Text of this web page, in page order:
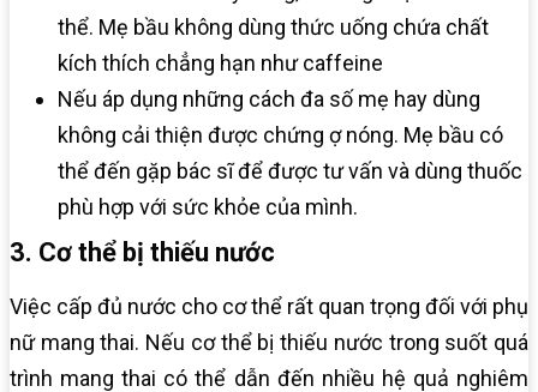
thể. Mẹ bầu không dùng thức uống chứa chất
kích thích chẳng hạn như caffeine
Nếu áp dụng những cách đa số mẹ hay dùng
không cải thiện được chứng ợ nóng. Mẹ bầu có
thể đến gặp bác sĩ để được tư vấn và dùng thuốc
phù hợp với sức khỏe của mình.
3. Cơ thể bị thiếu nước
Việc cấp đủ nước cho cơ thể rất quan trọng đối với phụ
nữ mang thai. Nếu cơ thể bị thiếu nước trong suốt quá
trình mang thai có thể dẫn đến nhiều hệ quả nghiêm